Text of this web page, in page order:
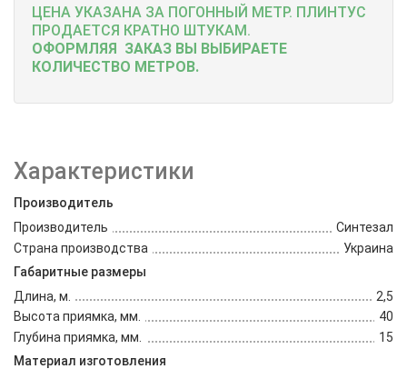
ЦЕНА УКАЗАНА ЗА ПОГОННЫЙ МЕТР. ПЛИНТУС
ПРОДАЕТСЯ КРАТНО ШТУКАМ.
ОФОРМЛЯЯ ЗАКАЗ ВЫ ВЫБИРАЕТЕ
КОЛИЧЕСТВО МЕТРОВ.
Характеристики
Производитель
Производитель
Синтезал
Страна производства
Украина
Габаритные размеры
Длина, м.
2,5
Высота приямка, мм.
40
Глубина приямка, мм.
15
Материал изготовления